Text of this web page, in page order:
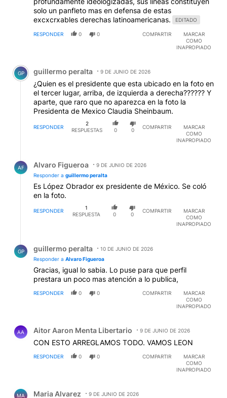
solo un panfleto mas en defensa de estas
excxcrxables derechas latinoamericanas.
EDITADO
RESPONDER 0 0 COMPARTIR
MARCAR
COMO
INAPROPIADO
Comentario de guillermo peralta.
GP guillermo peralta 9 DE JUNIO DE 2026
¿Quien es el presidente que esta ubicado en la foto en
el tercer lugar, arriba, de izquierda a derecha?????? Y
aparte, que raro que no aparezca en la foto la
Presidenta de Mexico Claudia Sheinbaum.
RESPONDER
2
RESPUESTAS
0 0
COMPARTIR
MARCAR
COMO
INAPROPIADO
AF Alvaro Figueroa
9 DE JUNIO DE 2026
Responder a guillermo peralta
Es López Obrador ex presidente de México. Se coló
en la foto.
RESPONDER
1
RESPUESTA
0 0
COMPARTIR
MARCAR
COMO
INAPROPIADO
GP guillermo peralta
10 DE JUNIO DE 2026
Responder a Alvaro Figueroa
Gracias, igual lo sabia. Lo puse para que perfil
prestara un poco mas atención a lo publica,
RESPONDER 0 0 COMPARTIR
MARCAR
COMO
INAPROPIADO
AA Aitor Aaron Menta Libertario 9 DE JUNIO DE 2026
CON ESTO ARREGLAMOS TODO. VAMOS LEON
RESPONDER 0 0 COMPARTIR
MARCAR
COMO
INAPROPIADO
MA Maria Alvarez 9 DE JUNIO DE 2026